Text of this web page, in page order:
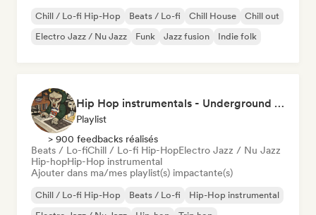
Chill / Lo-fi Hip-Hop Beats / Lo-fi Chill House
Chill out
Electro Jazz / Nu Jazz
Funk Jazz fusion Indie folk
Hip Hop instrumentals - Underground boombap & Lo Fi Hip Hop (by Snaap)
Playlist
> 900 feedbacks réalisés
Beats / Lo-fiChill / Lo-fi Hip-HopElectro Jazz / Nu Jazz
Hip-hopHip-Hop instrumental
Ajouter dans ma/mes playlist(s) impactante(s)
Chill / Lo-fi Hip-Hop Beats / Lo-fi
Hip-Hop instrumental